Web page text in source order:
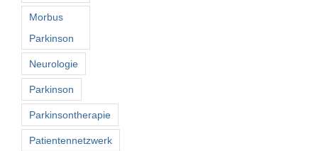
Morbus
Parkinson
Neurologie
Parkinson
Parkinsontherapie
Patientennetzwerk